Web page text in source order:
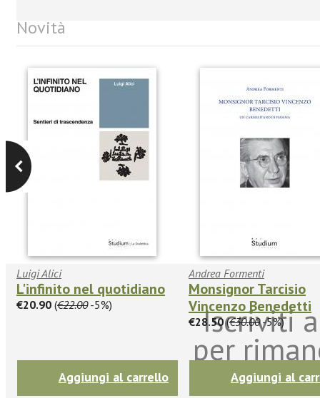
Novità
Luigi Alici
L'infinito nel quotidiano
€20.90 (€22.00-5%)
Aggiungi al carrello
Andrea Formenti
Monsignor Tarcisio
Vincenzo Benedetti
€28.50 (€30.00-5%)
Aggiungi al
Iscriviti
per
sulle